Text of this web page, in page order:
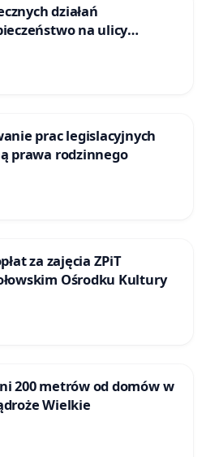
działań
na ulicy
prac legislacyjnych
prawa rodzinnego
za zajęcia ZPiT
Ośrodku Kultury
200 metrów od domów w
Wielkie